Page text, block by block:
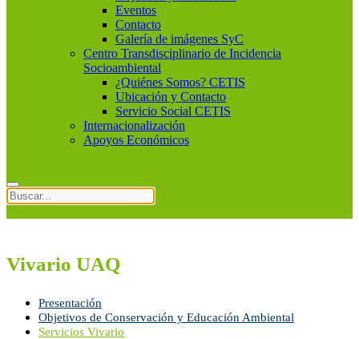
Eventos
Contacto
Galería de imágenes SyC
Centro Transdisciplinario de Incidencia
Socioambiental
¿Quiénes Somos? CETIS
Ubicación y Contacto
Servicio Social CETIS
Internacionalización
Apoyos Económicos
Vivario UAQ
Presentación
Objetivos de Conservación y Educación Ambiental
Servicios Vivario